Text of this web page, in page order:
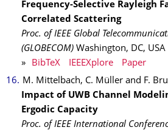
Frequency-Selective Rayleigh
Correlated Scattering
Proc. of IEEE Global
(GLOBECOM) Washington, DC, USA
»
BibTeX IEEEXplore
Paper
M. Mittelbach, C. Müller and F.
Impact of UWB Channel
Ergodic Capacity
Proc. of IEEE International